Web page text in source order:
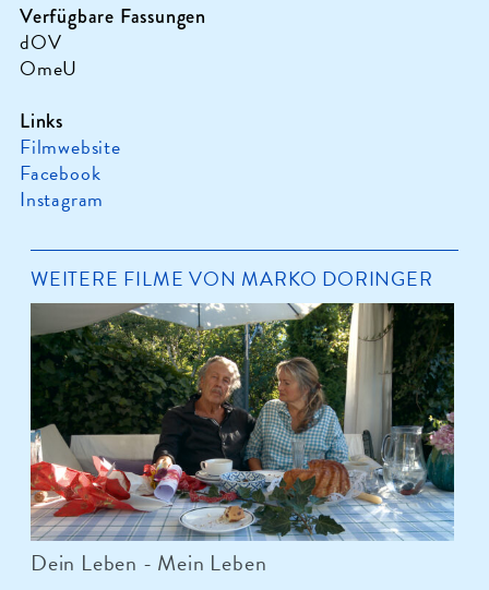
Verfügbare Fassungen
dOV
OmeU
Links
Filmwebsite
Facebook
Instagram
WEITERE FILME VON MARKO DORINGER
Dein Leben - Mein Leben